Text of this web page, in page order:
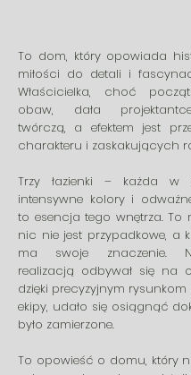
To dom, który opowiada
miłości do detali i
Właścicielka, choć
obaw, dała
twórczą, a efektem jest
charakteru i zaskakujących
Trzy łazienki – każda w
intensywne kolory i
to esencja tego wnętrza. To
nic nie jest przypadkowe, a
ma swoje znaczenie.
realizacją odbywał się na
dzięki precyzyjnym
ekipy, udało się osiągnąć
było zamierzone.
To opowieść o domu, który